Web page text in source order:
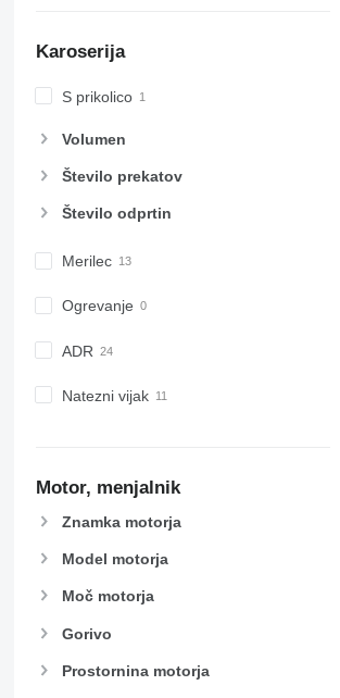
Karoserija
S prikolico
Volumen
Število prekatov
Število odprtin
Merilec
Ogrevanje
ADR
Natezni vijak
Motor, menjalnik
Znamka motorja
Model motorja
Moč motorja
Gorivo
Prostornina motorja